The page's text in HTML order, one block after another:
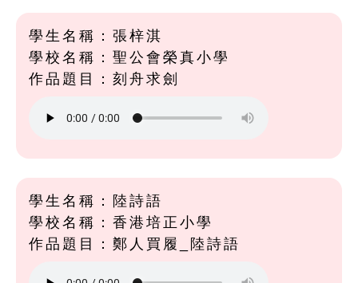
學生名稱：張梓淇
學校名稱：聖公會榮真小學
作品題目：刻舟求劍
學生名稱：陸詩語
學校名稱：香港培正小學
作品題目：鄭人買履_陸詩語